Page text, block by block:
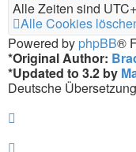
Alle Zeiten sind
Alle Cookies
Powered by phpBB®
*Original Author:
*Updated to 3.2 by
Deutsche